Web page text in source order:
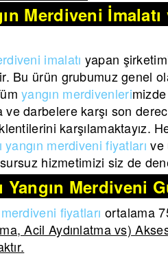
Merdiveni
imalatı yapan
Bu ürün grubumuz genel
yangın merdivenleri
ve darbelere karşı son
karşılamaktayız.
yangın merdiveni fiyatları ve
hizmetimizi siz de
Yangın Merdiveni
fiyatları ortalama
Acil Aydınlatma vs)